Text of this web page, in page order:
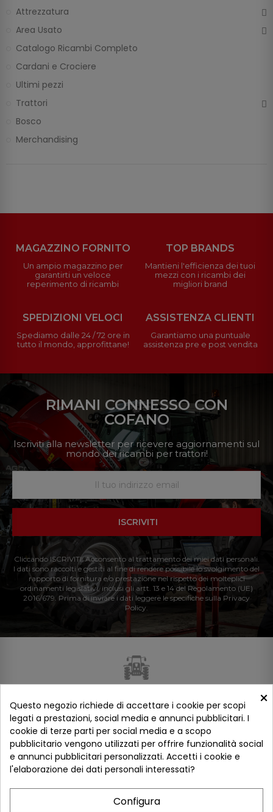
Attrezzatura
Area Usato
Catalogo Ricambi Completo
Cardani e Crociere
Ultimi pezzi
Trattori
Bosco
Merchandising
MAGAZZINO FORNITO
Un ampio magazzino per
garantirti un veloce
reperimento di ricambi
TOP BRANDS
Mantieni l'efficienza dei tuoi
mezzi con i ricambi dei
migliori brand
SPEDIZIONI VELOCI
Spediamo dalle 24 / 72 ore in
tutto il mondo, approfittane!
ASSISTENZA CLIENTI
Garantiamo una puntuale
assistenza pre e post vendita
RIMANI CONNESSO CON
COFANO
Iscriviti alla newsletter per ricevere aggiornamenti sul
mondo dei ricambi per trattori!
ISCRIVITI
Cliccando ISCRIVITI: Acconsento al trattamento dei miei dati personali.
I dati sono raccolti e gestiti al fine di rendere possibile lo svolgimento del
rapporto di fornitura e/o prestazione nel rispetto dei molteplici
ordinamenti legislativi, inclusi gli artt. 13 e 14 del Regolamento (UE)
2016/679. Prima di inviare i dati leggere le specifiche sulla Privacy
Policy.
×
Questo negozio richiede di accettare i cookie per scopi
legati a prestazioni, social media e annunci pubblicitari. I
cookie di terze parti per social media e a scopo
pubblicitario vengono utilizzati per offrire funzionalità social
e annunci pubblicitari personalizzati. Accetti i cookie e
l'elaborazione dei dati personali interessati?
Configura